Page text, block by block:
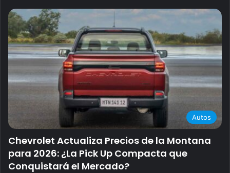
Autos
Chevrolet Actualiza Precios de la Montana
para 2026: ¿La Pick Up Compacta que
Conquistará el Mercado?